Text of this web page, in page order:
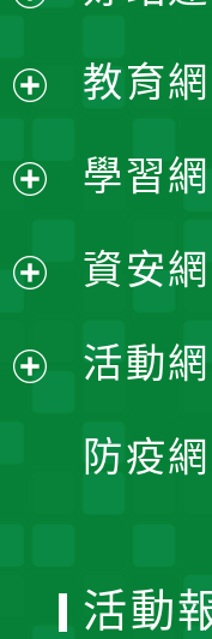
開
選
單
開
選
單
開
選
單
開
選
開
教育
學習
資安
活動
防疫
活動